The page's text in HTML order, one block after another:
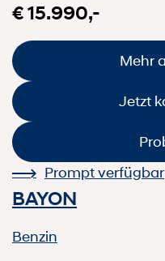
€ 15.990,-
Mehr
Jetzt
Prompt verfügbar
BAYON
Benzin